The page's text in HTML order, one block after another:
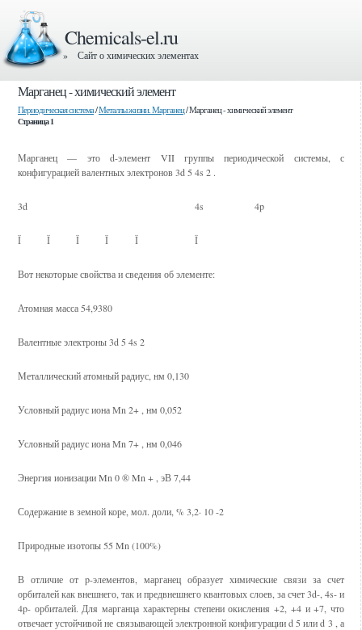
Chemicals-el.ru
» Сайт о химических элементах
Марганец - химический элемент
Периодическая система/Металлы жизни. Марганец/ Марганец - химический элемент
Страница 1
Марганец — это d-элемент VII группы периодической системы, с
конфигурацией валентных электронов 3d 5 4s 2 .
3d 4s 4p
Ї Ї Ї Ї Ї Ї ­
Вот некоторые свойства и сведения об элементе:
Атомная масса 54,9380
Валентные электроны 3d 5 4s 2
Металлический атомный радиус, нм 0,130
Условный радиус иона Mn 2+ , нм 0,052
Условный радиус иона Mn 7+ , нм 0,046
Энергия ионизации Mn 0 ® Mn + , эВ 7,44
Содержание в земной коре, мол. доли, % 3,2· 10 -2
Природные изотопы 55 Mn (100%)
В отличие от p-элементов, марганец образует химические связи за счет
орбиталей как внешнего, так и предвнешнего квантовых слоев, за счет 3d-, 4s- и
4p- орбиталей. Для марганца характерны степени окисления +2, +4 и +7, что
отвечает устойчивой не связывающей электронной конфигурации d 5 или d 3 , а